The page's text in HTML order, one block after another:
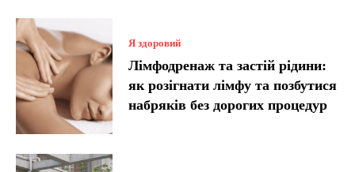
Я здоровий
Лімфодренаж та застій рідини:
як розігнати лімфу та позбутися
набряків без дорогих процедур